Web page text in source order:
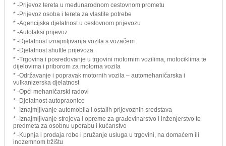
* -Prijevoz tereta u međunarodnom cestovnom prometu
* -Prijevoz osoba i tereta za vlastite potrebe
* -Agencijska djelatnost u cestovnom prijevozu
* -Autotaksi prijevoz
* -Djelatnost iznajmljivanja vozila s vozačem
* -Djelatnost shuttle prijevoza
* -Trgovina i posredovanje u trgovini motornim vozilima, motociklima te
dijelovima i priborom za motorna vozila
* -Održavanje i popravak motornih vozila – automehaničarska i
vulkanizerska djelatnost
* -Opći mehaničarski radovi
* -Djelatnost autopraonice
* -Iznajmljivanje automobila i ostalih prijevoznih sredstava
* -Iznajmljivanje strojeva i opreme za građevinarstvo i inženjerstvo te
predmeta za osobnu uporabu i kućanstvo
* -Kupnja i prodaja robe i pružanje usluga u trgovini, na domaćem ili
inozemnom tržištu